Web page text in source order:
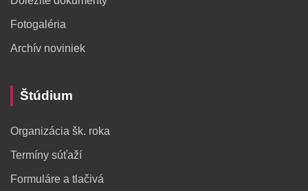
Fotogaléria
Archív noviniek
Štúdium
Organizácia šk. roka
Termíny súťaží
Formuláre a tlačivá